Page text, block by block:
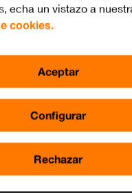
acceso Wi-Fi
PIN
echa un vistazo a
cookies.
Configurar
Rechazar
Aceptar